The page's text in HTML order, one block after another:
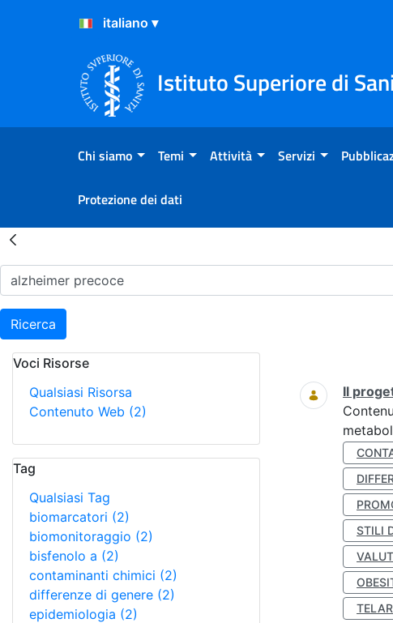
Salta al Contenuto
Salta al Footer
Istituto Superiore di
Chi siamo Temi Attività Servizi
Protezione dei dati
Risultati della Ricerca - Home
Ricerca
Voci Risorse
Qualsiasi Risorsa
Contenuto Web (2)
Tag
Qualsiasi Tag
biomarcatori (2)
biomonitoraggio (2)
bisfenolo a (2)
contaminanti chimici (2)
differenze di genere (2)
epidemiologia (2)
Ricerca
Il
STILI